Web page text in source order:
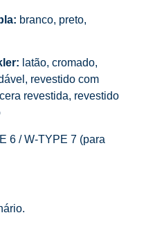
branco, preto,
latão, cromado,
revestido com
revestida, revestido
6 / W-TYPE 7 (para